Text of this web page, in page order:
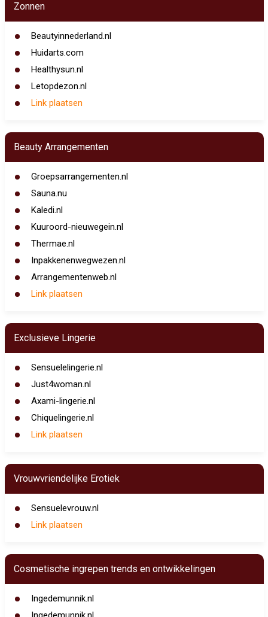
Zonnen
Beautyinnederland.nl
Huidarts.com
Healthysun.nl
Letopdezon.nl
Link plaatsen
Beauty Arrangementen
Groepsarrangementen.nl
Sauna.nu
Kaledi.nl
Kuuroord-nieuwegein.nl
Thermae.nl
Inpakkenenwegwezen.nl
Arrangementenweb.nl
Link plaatsen
Exclusieve Lingerie
Sensuelelingerie.nl
Just4woman.nl
Axami-lingerie.nl
Chiquelingerie.nl
Link plaatsen
Vrouwvriendelijke Erotiek
Sensuelevrouw.nl
Link plaatsen
Cosmetische ingrepen trends en ontwikkelingen
Ingedemunnik.nl